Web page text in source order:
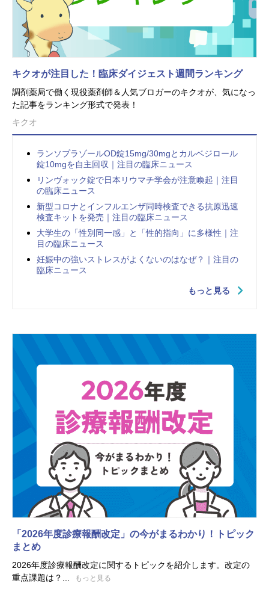
キクオが注目した！臨床ダイジェスト週間ランキング
調剤薬局で働く現役薬剤師＆人気ブロガーのキクオが、気になっ
た記事をランキング形式で発表！
キクオ
ランソプラゾールOD錠15mg/30mgとカルベジロール
錠10mgを自主回収｜注目の臨床ニュース
リンヴォック錠で日本リウマチ学会が注意喚起｜注目
の臨床ニュース
新型コロナとインフルエンザ同時検査できる抗原迅速
検査キットを発売｜注目の臨床ニュース
大学生の「性別同一感」と「性的指向」に多様性｜注
目の臨床ニュース
妊娠中の強いストレスがよくないのはなぜ？｜注目の
臨床ニュース
もっと見る
「2026年度診療報酬改定」の今がまるわかり！トピック
まとめ
2026年度診療報酬改定に関するトピックを紹介します。改定の
重点課題は？...
もっと見る